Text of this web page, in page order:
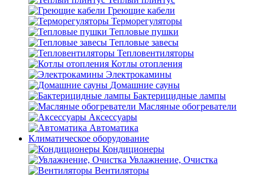
Греющие кабели
Терморегуляторы
Тепловые пушки
Тепловые завесы
Тепловентиляторы
Котлы отопления
Электрокамины
Домашние сауны
Бактерицидные лампы
Масляные обогреватели
Аксессуары
Автоматика
Климатическое оборудование
Кондиционеры
Увлажнение, Очистка
Вентиляторы